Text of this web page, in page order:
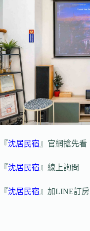
『沈居民宿 』官網搶先看
『沈居民宿 』線上詢問
『沈居民宿 』加LINE訂房